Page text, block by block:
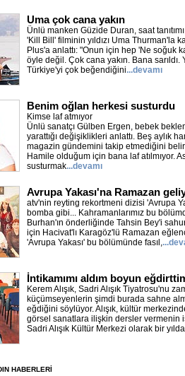
Uma çok cana yakın
Ünlü manken Güzide Duran, saat
'Kill Bill' filminin yıldızı Uma Thurman'la
Plus'a anlattı: "Onun için hep 'Ne soğuk
öyle değil. Çok cana yakın. Bana
Türkiye'yi çok beğendiğini...devamı
Benim oğlan herkesi susturdu
Kimse laf atmıyor
Ünlü sanatçı Gülben Ergen, bebek
yarattığı değişiklikleri anlattı. Beş aylık
magazin gündemini takip etmediğini
Hamile olduğum için bana laf atılmıyor.
susturmak...devamı
Avrupa Yakası'na Ramazan
atv'nin reyting rekortmeni dizisi 'Avrupa
bomba gibi... Kahramanlarımız bu
Burhan'ın önderliğinde Tahsin Bey'i
için Hacivat'lı Karagöz'lü Ramazan
'Avrupa Yakası' bu bölümünde fasıl,
İntikamımı aldım boyun
Kerem Alışık, Sadri Alışık Tiyatrosu'nu
küçümseyenlerin şimdi burada sahne
eğdiğini söylüyor. Alışık, kültür
görsel sanatlara ilişkin dersler vermenin
Sadri Alışık Kültür Merkezi olarak bir yılda
HABERLERİ